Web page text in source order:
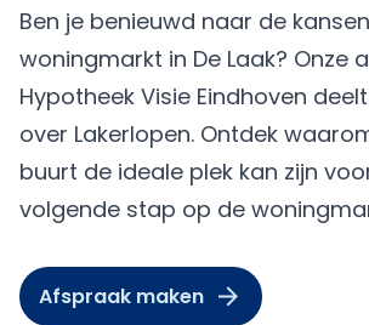
Ben je benieuwd naar de
woningmarkt in De Laak? Onze
Hypotheek Visie Eindhoven
over Lakerlopen. Ontdek
buurt de ideale plek kan zijn
volgende stap op de
Afspraak maken